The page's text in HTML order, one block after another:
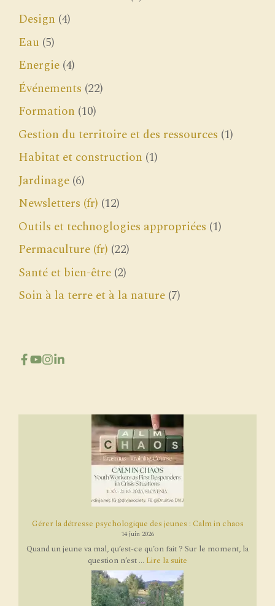
Design (4)
Eau (5)
Energie (4)
Événements (22)
Formation (10)
Gestion du territoire et des ressources (1)
Habitat et construction (1)
Jardinage (6)
Newsletters (fr) (12)
Outils et technoglogies appropriées (1)
Permaculture (fr) (22)
Santé et bien-être (2)
Soin à la terre et à la nature (7)
Gérer la détresse psychologique des jeunes : Calm in chaos
14 juin 2026
Quand un jeune va mal, qu’est-ce qu’on fait ? Sur le moment, la
question n’est ... Lire la suite